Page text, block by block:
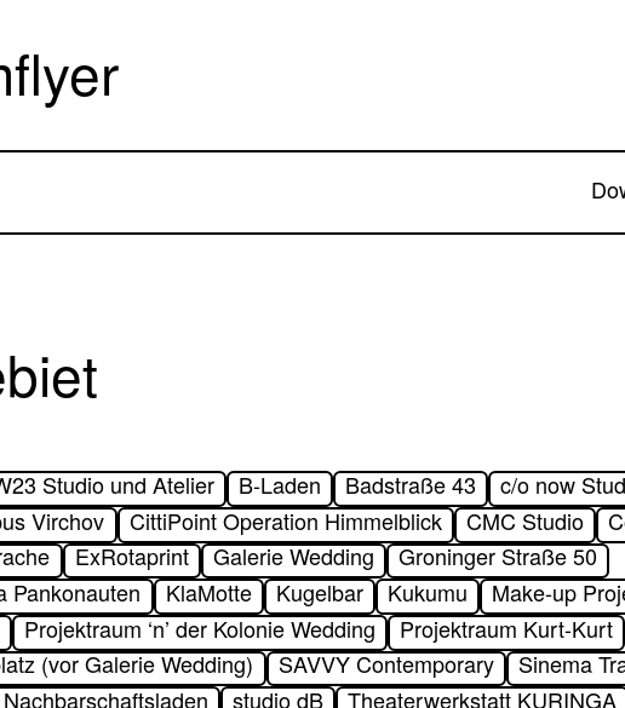
Studio und Atelier B-Laden Badstraße 43 c/o now
Virchov CittiPoint Operation Himmelblick CMC Studio
ExRotaprint Galerie Wedding
Groninger Straße 50
Pankonauten KlaMotte Kugelbar Kukumu Make-up
Projektraum ‘n’ der Kolonie Wedding
Projektraum Kurt-Kurt
(vor Galerie Wedding) SAVVY Contemporary Sinema
studio dB
Theaterwerkstatt KURINGA